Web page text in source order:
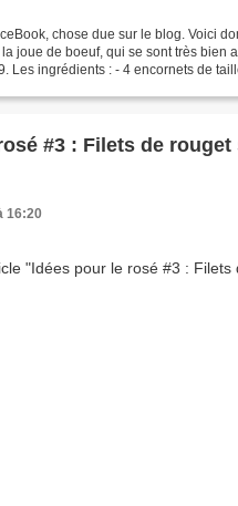
chose due sur le blog. Voici
joue de boeuf, qui se sont très bien
Les ingrédients : - 4 encornets de
#3 : Filets de rouget
16:20